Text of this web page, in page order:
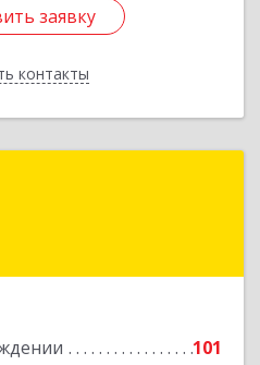
заявку
контакты
заявку
101
обл, Великие Луки г,